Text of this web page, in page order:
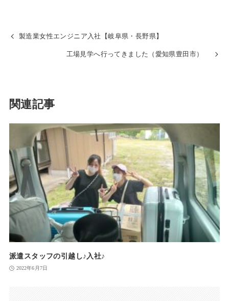
製造業女性エンジニア入社【岐阜県・長野県】
工場見学へ行ってきました（愛知県豊田市）
関連記事
派遣スタッフの引越し♪入社♪
2022年6月7日